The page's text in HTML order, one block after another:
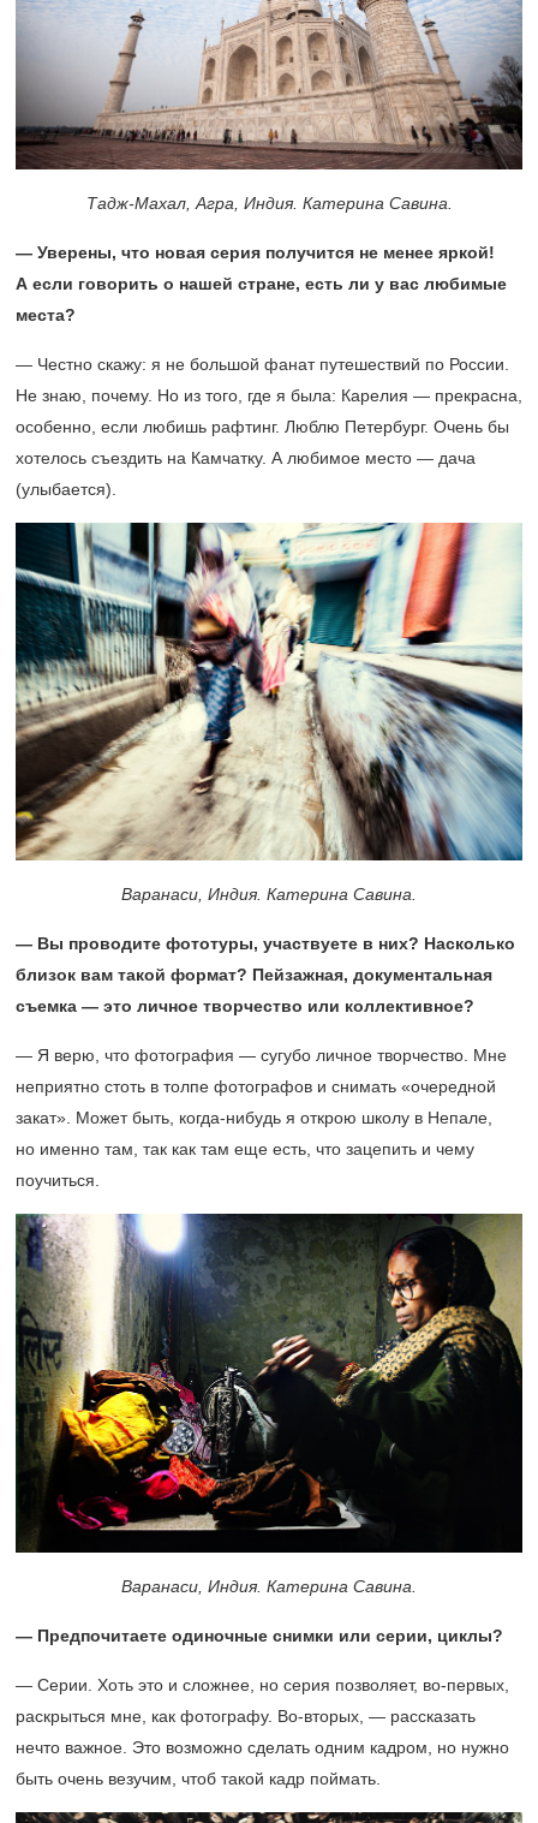
Тадж-Махал, Агра, Индия. Катерина Савина.
— Уверены, что новая серия получится не менее яркой!
А если говорить о нашей стране, есть ли у вас любимые
места?
— Честно скажу: я не большой фанат путешествий по России.
Не знаю, почему. Но из того, где я была: Карелия — прекрасна,
особенно, если любишь рафтинг. Люблю Петербург. Очень бы
хотелось съездить на Камчатку. А любимое место — дача
(улыбается).
Варанаси, Индия. Катерина Савина.
— Вы проводите фототуры, участвуете в них? Насколько
близок вам такой формат? Пейзажная, документальная
съемка — это личное творчество или коллективное?
— Я верю, что фотография — сугубо личное творчество. Мне
неприятно стоть в толпе фотографов и снимать «очередной
закат». Может быть, когда-нибудь я открою школу в Непале,
но именно там, так как там еще есть, что зацепить и чему
поучиться.
Варанаси, Индия. Катерина Савина.
— Предпочитаете одиночные снимки или серии, циклы?
— Серии. Хоть это и сложнее, но серия позволяет, во-первых,
раскрыться мне, как фотографу. Во-вторых, — рассказать
нечто важное. Это возможно сделать одним кадром, но нужно
быть очень везучим, чтоб такой кадр поймать.